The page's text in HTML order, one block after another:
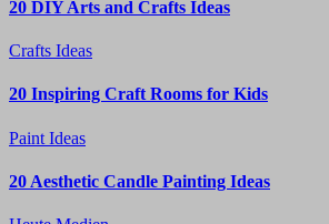
20 DIY Arts and Crafts Ideas
Crafts Ideas
20 Inspiring Craft Rooms for Kids
Paint Ideas
20 Aesthetic Candle Painting Ideas